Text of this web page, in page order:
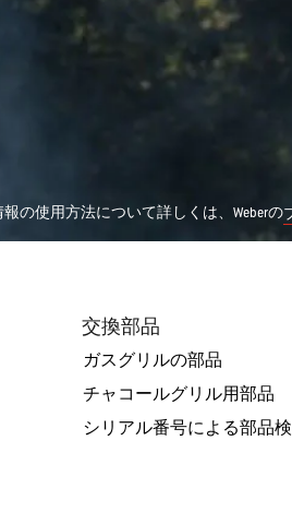
の使用方法について詳しくは、Weberの
交換部品
ガスグリルの部品
チャコールグリル用部品
シリアル番号による部品